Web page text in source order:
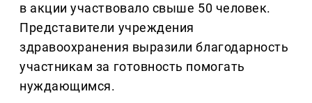
в акции участвовало свыше 50 человек.
Представители учреждения
здравоохранения выразили благодарность
участникам за готовность помогать
нуждающимся.